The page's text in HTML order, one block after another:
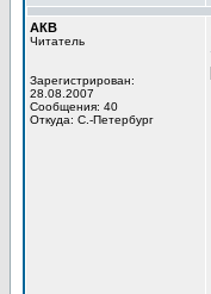
АКВ
Читатель
Зарегистрирован:
28.08.2007
Сообщения: 40
Откуда: С.-Петербург